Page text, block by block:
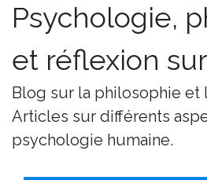
Psychologie,
et réflexion
Blog sur la philosophie et
Articles sur différents
psychologie humaine.